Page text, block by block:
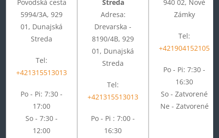
Povodská cesta
5994/3A, 929
01, Dunajská
Streda
Tel:
+421315513013
Po - Pi: 7:30 -
17:00
So - 7:30 -
12:00
Streda
Adresa:
Drevarska -
8190/4B, 929
01, Dunajská
Streda
Tel:
+421315513013
Po - Pi : 7:00 -
16:30
940 02, Nové
Zámky
Tel:
+421904152105
Po - Pi: 7:30 -
16:30
So - Zatvorené
Ne - Zatvorené